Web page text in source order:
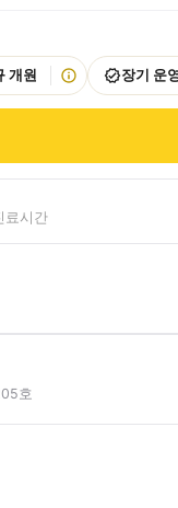
개원 장기 운
료시간
호